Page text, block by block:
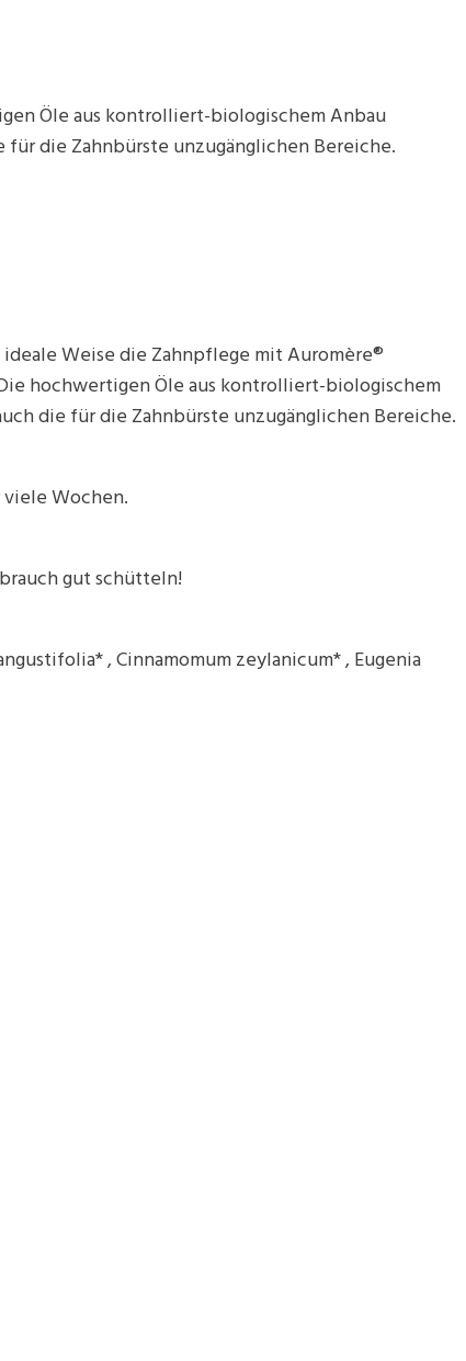
Öle aus kontrolliert-biologischem Anbau
die Zahnbürste unzugänglichen Bereiche.
Weise die Zahnpflege mit Auromère®
hochwertigen Öle aus kontrolliert-biologischem
die für die Zahnbürste unzugänglichen Bereiche.
Wochen.
gut schütteln!
, Cinnamomum zeylanicum* , Eugenia